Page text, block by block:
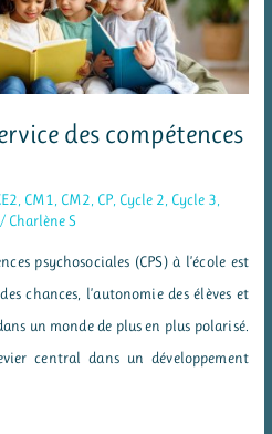
des compétences
CM1 CM2 CP Cycle 2 Cycle 3
/ Charlène S
psychosociales (CPS) à l’école est
chances, l’autonomie des élèves et
un monde de plus en plus polarisé.
central dans un développement